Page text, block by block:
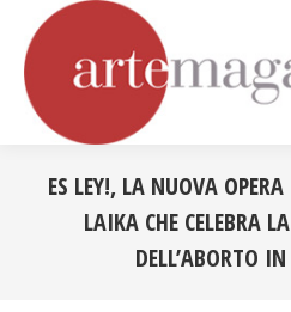
ES LEY!, LA NUOVA
LAIKA CHE CELEBRA
DELL’ABORTO